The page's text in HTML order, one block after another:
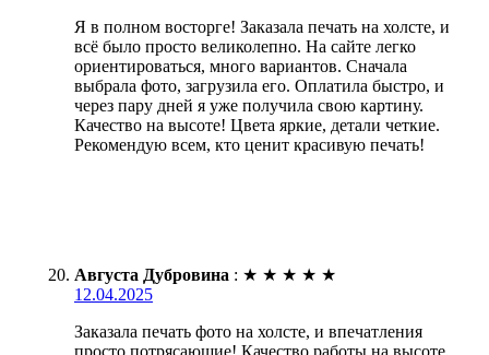
Я в полном восторге! Заказала печать на холсте, и
всё было просто великолепно. На сайте легко
ориентироваться, много вариантов. Сначала
выбрала фото, загрузила его. Оплатила быстро, и
через пару дней я уже получила свою картину.
Качество на высоте! Цвета яркие, детали четкие.
Рекомендую всем, кто ценит красивую печать!
Августа Дубровина : ★ ★ ★ ★ ★
12.04.2025
Заказала печать фото на холсте, и впечатления
просто потрясающие! Качество работы на высоте,